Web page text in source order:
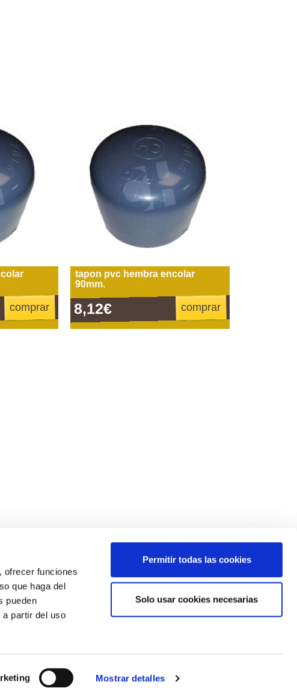
ofrecer funciones
que haga del
pueden
a partir del uso
Mostrar detalles
Permitir todas las cookies
Solo usar cookies necesarias
comprar
tapon pvc hembra encolar
90mm.
8,12€ comprar
¿Quieres estar siempre informado?